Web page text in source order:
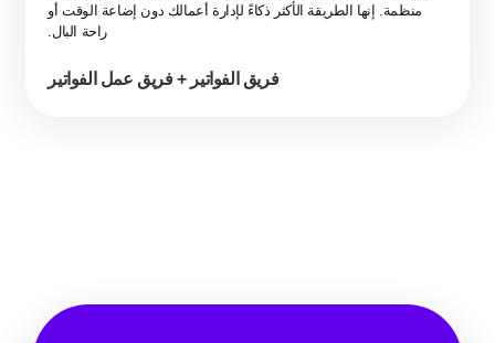
منظمة. إنها الطريقة الأكثر ذكاءً لإدارة أعمالك دون إضاعة الوقت أو
راحة البال.
فريق الفواتير + فريق عمل الفواتير